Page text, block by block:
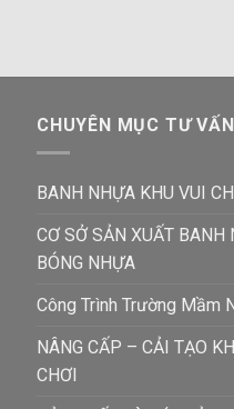
CHUYÊN MỤC TƯ VẤN
BANH NHỰA KHU VUI
CƠ SỞ SẢN XUẤT BANH
BÓNG NHỰA
Công Trình Trường Mầm
NÂNG CẤP – CẢI TẠO
CHƠI